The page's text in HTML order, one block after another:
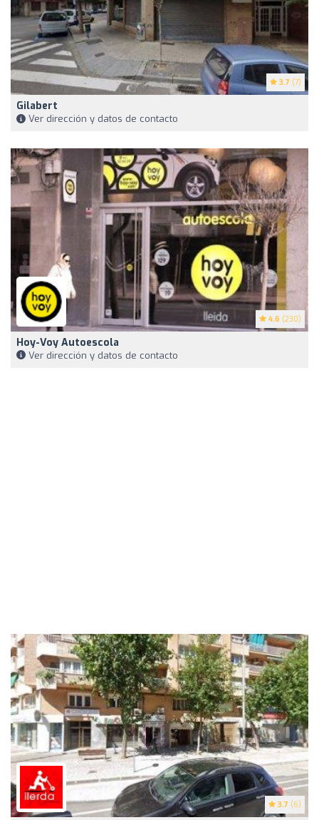
3.7 (7)
Gilabert
Ver dirección y datos de contacto
4.6 (230)
Hoy-Voy Autoescola
Ver dirección y datos de contacto
3.7 (6)